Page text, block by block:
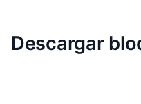
Descargar